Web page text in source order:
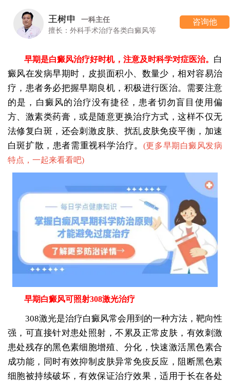
王树申
一科主任
擅长：外科手术治疗各类白癜风等
咨询他
早期是白癜风治疗好时机，注意及时科学对症医治。 白
癜风在发病早期时，皮损面积小、数量少，相对容易治
疗，患者务必把握早期良机，积极进行医治。需要注意
的是，白癜风的治疗没有捷径，患者切勿盲目使用偏
方、激素类药膏，或是随意更换治疗方式，这样不仅无
法修复白斑，还会刺激皮肤、扰乱皮肤免疫平衡，加速
白斑扩散，患者需重视科学治疗。 (更多早期白癜风发病
特点，一起来看看吧)
早期白癜风可照射308激光治疗
308激光是治疗白癜风常会用到的一种方法，靶向性
强，可直接针对患处照射，不累及正常皮肤，有效刺激
患处残存的黑色素细胞增殖、分化，快速激活黑色素合
成功能，同时有效抑制皮肤异常免疫反应，阻断黑色素
细胞被持续破坏，有效保证治疗效果，适用于长在各处